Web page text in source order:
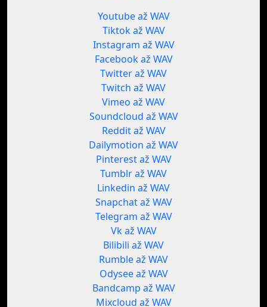
Youtube až WAV
Tiktok až WAV
Instagram až WAV
Facebook až WAV
Twitter až WAV
Twitch až WAV
Vimeo až WAV
Soundcloud až WAV
Reddit až WAV
Dailymotion až WAV
Pinterest až WAV
Tumblr až WAV
Linkedin až WAV
Snapchat až WAV
Telegram až WAV
Vk až WAV
Bilibili až WAV
Rumble až WAV
Odysee až WAV
Bandcamp až WAV
Mixcloud až WAV